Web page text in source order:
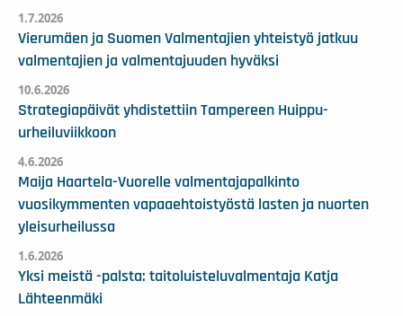
1.7.2026
Vierumäen ja Suomen Valmentajien yhteistyö jatkuu
valmentajien ja valmentajuuden hyväksi
10.6.2026
Strategiapäivät yhdistettiin Tampereen Huippu-
urheiluviikkoon
4.6.2026
Maija Haartela-Vuorelle valmentajapalkinto
vuosikymmenten vapaaehtoistyöstä lasten ja nuorten
yleisurheilussa
1.6.2026
Yksi meistä -palsta: taitoluisteluvalmentaja Katja
Lähteenmäki